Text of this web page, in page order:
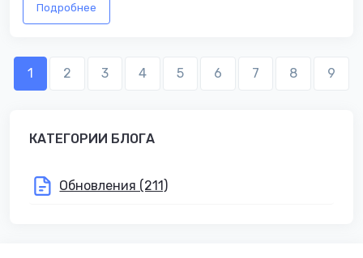
Подробнее
1 2 3 4 5 6 7 8 9
КАТЕГОРИИ БЛОГА
Обновления (211)